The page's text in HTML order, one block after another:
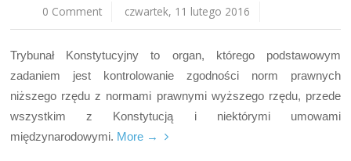
0 Comment czwartek, 11 lutego 2016
Trybunał Konstytucyjny to organ, którego podstawowym
zadaniem jest kontrolowanie zgodności norm prawnych
niższego rzędu z normami prawnymi wyższego rzędu, przede
wszystkim z Konstytucją i niektórymi umowami
międzynarodowymi. More →